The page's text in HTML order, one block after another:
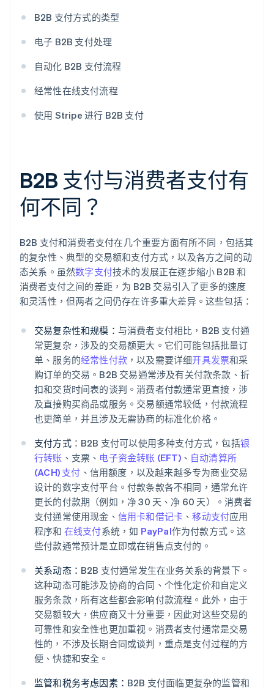
B2B 支付方式的类型
电子 B2B 支付处理
自动化 B2B 支付流程
经常性在线支付流程
使用 Stripe 进行 B2B 支付
B2B 支付与消费者支付有
何不同？
B2B 支付和消费者支付在几个重要方面有所不同，包括其
的复杂性、典型的交易额和支付方式，以及各方之间的动
态关系。虽然数字支付技术的发展正在逐步缩小 B2B 和
消费者支付之间的差距，为 B2B 交易引入了更多的速度
和灵活性，但两者之间仍存在许多重大差异。这些包括：
交易复杂性和规模： 与消费者支付相比，B2B 支付通
常更复杂，涉及的交易额更大。它们可能包括批量订
单、服务的经常性付款 ，以及需要详细开具发票和采
购订单的交易。B2B 交易通常涉及有关付款条款、折
扣和交货时间表的谈判。消费者付款通常更直接，涉
及直接购买商品或服务。交易额通常较低，付款流程
也更简单，并且涉及无需协商的标准化价格。
支付方式：B2B 支付可以使用多种支付方式，包括银
行转账 、支票、 电子资金转账 (EFT)、 自动清算所
(ACH) 支付 、信用额度，以及越来越多专为商业交易
设计的数字支付平台。付款条款各不相同，通常允许
更长的付款期（例如，净 30 天、净 60 天）。消费者
支付通常使用现金、 信用卡和借记卡 、移动支付应用
程序和 在线支付系统，如 PayPal作为付款方式。这
些付款通常预计是立即或在销售点支付的。
关系动态： B2B 支付通常发生在业务关系的背景下。
这种动态可能涉及协商的合同、个性化定价和自定义
服务条款，所有这些都会影响付款流程。此外，由于
交易额较大，供应商又十分重要，因此对这些交易的
可靠性和安全性也更加重视。消费者支付通常是交易
性的，不涉及长期合同或谈判，重点是支付过程的方
便、快捷和安全。
监管和税务考虑因素： B2B 支付面临更复杂的监管和